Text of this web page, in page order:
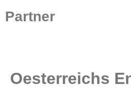
Partner
Oesterreichs